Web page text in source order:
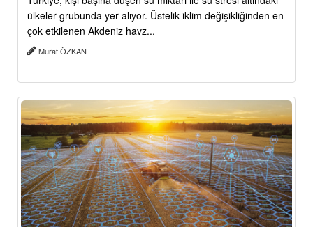
ülkeler grubunda yer alıyor. Üstelik iklim değişikliğinden en
çok etkilenen Akdeniz havz...
Murat ÖZKAN